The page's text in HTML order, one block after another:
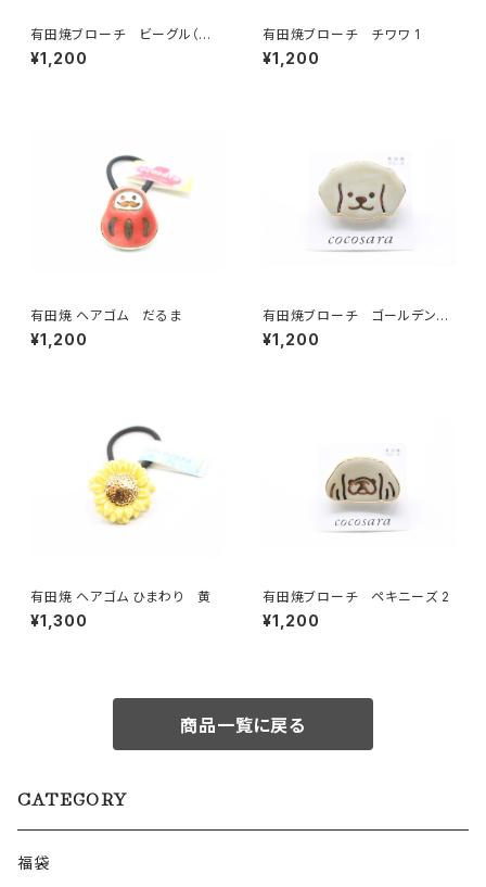
有田焼ブローチ ビーグル（ベ
ージュ×ゴールド）
¥1,200
有田焼ブローチ チワワ 1
¥1,200
有田焼 ヘアゴム だるま
¥1,200
有田焼ブローチ ゴールデンレ
トリバー
¥1,200
有田焼 ヘアゴム ひまわり 黄
¥1,300
有田焼ブローチ ペキニーズ 2
¥1,200
商品一覧に戻る
CATEGORY
福袋